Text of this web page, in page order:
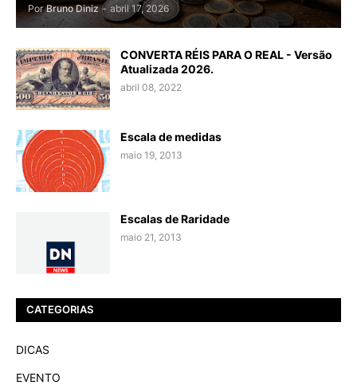
Por Bruno Diniz - abril 17, 2026
CONVERTA RÉIS PARA O REAL - Versão
Atualizada 2026.
abril 08, 2022
Escala de medidas
maio 19, 2013
Escalas de Raridade
maio 21, 2013
CATEGORIAS
DICAS
EVENTO